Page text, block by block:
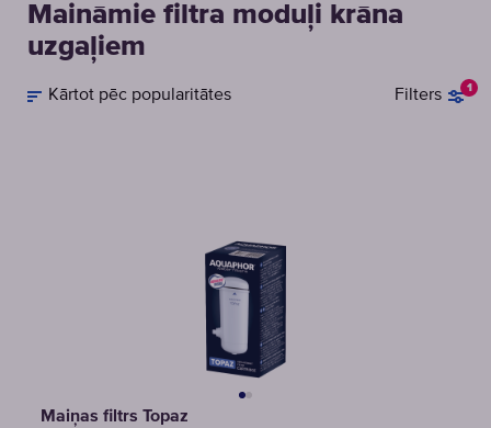
Maināmie filtra moduļi krāna
uzgaļiem
Filters 1
Kārtot pēc popularitātes
Maiņas filtrs Topaz